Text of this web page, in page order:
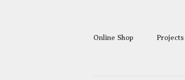
Online Shop Projects